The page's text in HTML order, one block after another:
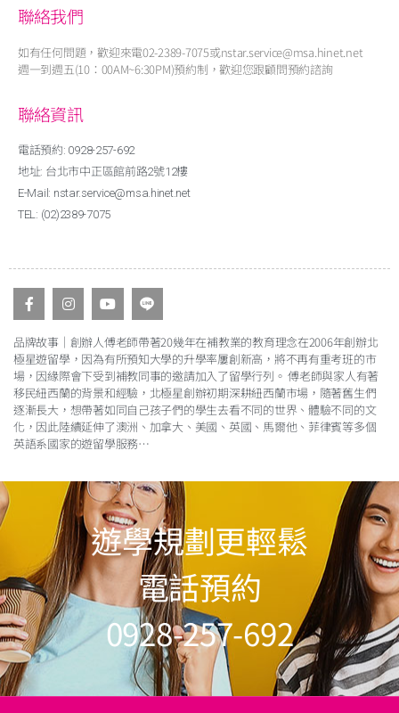
聯絡我們
如有任何問題，歡迎來電02-2389-7075或nstar.service@msa.hinet.net
週一到週五(10：00AM~6:30PM)預約制，歡迎您跟顧問預約諮詢
聯絡資訊
電話預約: 0928-257-692
地址: 台北市中正區館前路2號12樓
E-Mail: nstar.service@msa.hinet.net
TEL: (02)2389-7075
品牌故事｜創辦人傅老師帶著20幾年在補教業的教育理念在2006年創辦北
極星遊留學，因為有所預知大學的升學率屢創新高，將不再有重考班的市
場，因緣際會下受到補教同事的邀請加入了留學行列。 傅老師與家人有著
移民紐西蘭的背景和經驗，北極星創辦初期深耕紐西蘭市場，隨著舊生們
逐漸長大，想帶著如同自己孩子們的學生去看不同的世界、體驗不同的文
化，因此陸續延伸了澳洲、加拿大、美國、英國、馬爾他、菲律賓等多個
英語系國家的遊留學服務…
遊學規劃更輕鬆
電話預約
0928-257-692